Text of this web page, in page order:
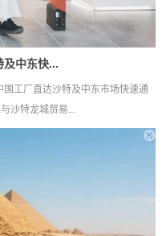
及中东快...
工厂直达沙特及中东市场快速通
沙特龙城贸易...